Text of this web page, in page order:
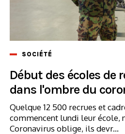
SOCIÉTÉ
Début des écoles de
dans l'ombre du
Quelque 12 500 recrues et
commencent lundi leur école,
Coronavirus oblige, ils devr...